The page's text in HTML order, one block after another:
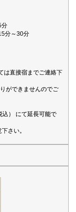
分
分～30分
は直接宿までご連絡下
ができませんのでご
） にて延長可能で
さい。